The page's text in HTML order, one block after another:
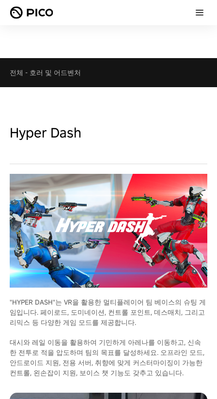
전체 - 호러 및 어드벤처
Hyper Dash
"HYPER DASH"는 VR을 활용한 멀티플레이어 팀 베이스의 슈팅 게
임입니다. 페이로드, 도미네이션, 컨트롤 포인트, 데스매치, 그리고
리믹스 등 다양한 게임 모드를 제공합니다.
대시와 레일 이동을 활용하여 기민하게 아레나를 이동하고, 신속
한 전투로 적을 압도하며 팀의 목표를 달성하세요. 오프라인 모드,
안드로이드 지원, 전용 서버, 취향에 맞게 커스터마이징이 가능한
컨트롤, 왼손잡이 지원, 보이스 챗 기능도 갖추고 있습니다.